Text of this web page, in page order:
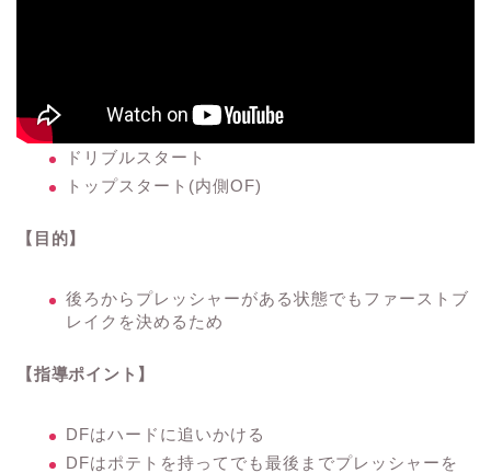
ドリブルスタート
トップスタート(内側OF)
【目的】
後ろからプレッシャーがある状態でもファーストブ
レイクを決めるため
【指導ポイント】
DFはハードに追いかける
DFはポテトを持ってでも最後までプレッシャーを